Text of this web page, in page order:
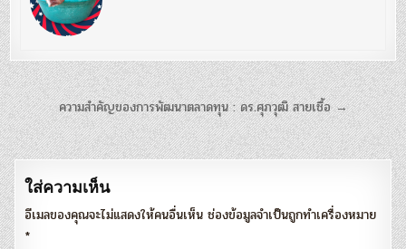
แนะแนว
เรื่อง
ความสำคัญของการพัฒนาตลาดทุน : ดร.ศุภวุฒิ สายเชื้อ →
ใส่ความเห็น
อีเมลของคุณจะไม่แสดงให้คนอื่นเห็น ช่องข้อมูลจำเป็นถูกทำเครื่องหมาย
*